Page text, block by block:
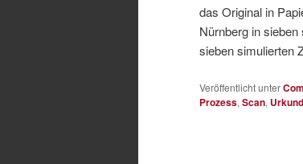
das Original in
Nürnberg in
sieben simulierten
Veröffentlicht unter
Prozess, Scan,